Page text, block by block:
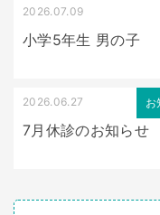
2026.07.09
小学5年生 男の子
お
2026.06.27
7月休診のお知らせ